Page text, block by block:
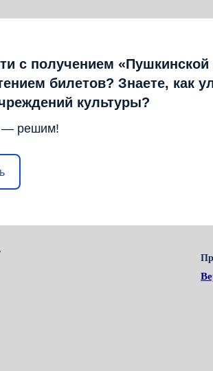
с получением «Пушкинской
билетов? Знаете, как
культуры?
— решим!